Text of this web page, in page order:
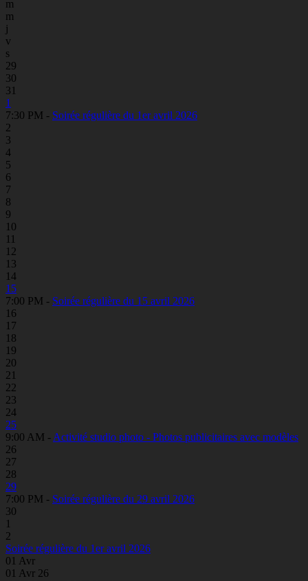
m
m
j
v
s
29
30
31
1
7:30 PM - Soirée régulière du 1er avril 2026
2
3
4
5
6
7
8
9
10
11
12
13
14
15
7:00 PM - Soirée régulière du 15 avril 2026
16
17
18
19
20
21
22
23
24
25
9:00 AM - Activité studio photo - Photos publicitaires avec modèles
26
27
28
29
7:00 PM - Soirée régulière du 29 avril 2026
30
1
2
Soirée régulière du 1er avril 2026
01 Avr
01 Avr 26